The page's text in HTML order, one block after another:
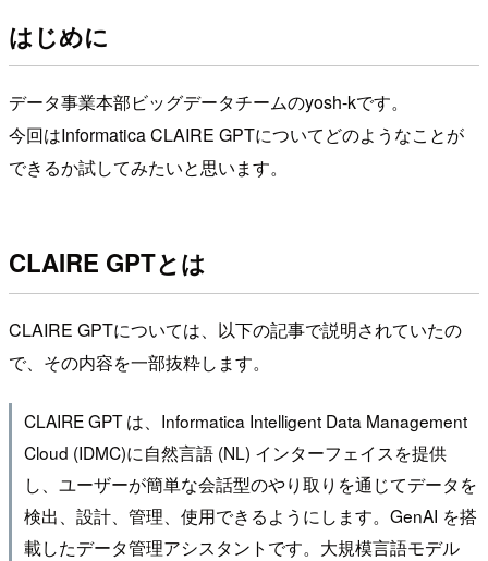
はじめに
データ事業本部ビッグデータチームのyosh-kです。
今回はInformatica CLAIRE GPTについてどのようなことが
できるか試してみたいと思います。
CLAIRE GPTとは
CLAIRE GPTについては、以下の記事で説明されていたの
で、その内容を一部抜粋します。
CLAIRE GPT は、Informatica Intelligent Data Management
Cloud (IDMC)に自然言語 (NL) インターフェイスを提供
し、ユーザーが簡単な会話型のやり取りを通じてデータを
検出、設計、管理、使用できるようにします。GenAI を搭
載したデータ管理アシスタントです。大規模言語モデル